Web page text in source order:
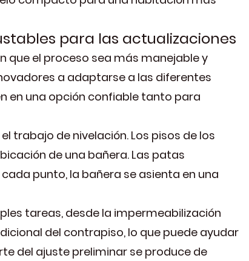
para las actualizaciones
que el proceso sea más manejable y
a adaptarse a las diferentes
en una opción confiable tanto para
trabajo de nivelación. Los pisos de los
de una bañera. Las patas
punto, la bañera se asienta en una
tareas, desde la impermeabilización
del contrapiso, lo que puede ayudar
del ajuste preliminar se produce de